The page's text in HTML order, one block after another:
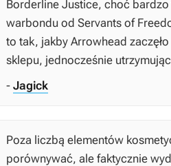
Borderline Justice, choć bardzo
warbondu od Servants of
to tak, jakby Arrowhead
sklepu, jednocześnie
- Jagick
Poza liczbą elementów
porównywać, ale faktycznie